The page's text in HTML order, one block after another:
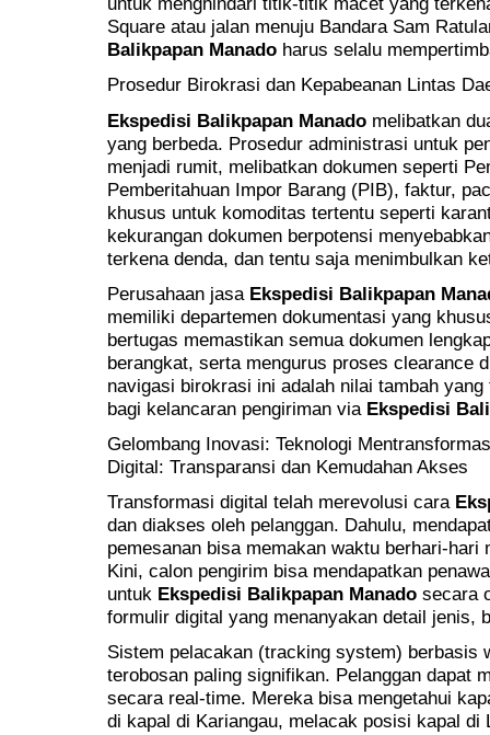
Square atau jalan menuju Bandara Sam
Balikpapan Manado harus selalu
Prosedur Birokrasi dan Kepabeanan Lintas
Ekspedisi Balikpapan Manado melibatkan
yang berbeda. Prosedur administrasi untuk
menjadi rumit, melibatkan dokumen seperti
Pemberitahuan Impor Barang (PIB), faktur,
khusus untuk komoditas tertentu seperti
kekurangan dokumen berpotensi
terkena denda, dan tentu saja menimbulkan
Perusahaan jasa Ekspedisi Balikpapan
memiliki departemen dokumentasi yang
bertugas memastikan semua dokumen
berangkat, serta mengurus proses clearance
navigasi birokrasi ini adalah nilai tambah
bagi kelancaran pengiriman via Ekspedisi
Gelombang Inovasi: Teknologi
Digital: Transparansi dan Kemudahan Akses
Transformasi digital telah merevolusi cara
dan diakses oleh pelanggan. Dahulu,
pemesanan bisa memakan waktu berhari-
Kini, calon pengirim bisa mendapatkan
untuk Ekspedisi Balikpapan Manado secara
formulir digital yang menanyakan detail jenis,
Sistem pelacakan (tracking system) berbasis
terobosan paling signifikan. Pelanggan dapat
secara real-time. Mereka bisa mengetahui
di kapal di Kariangau, melacak posisi kapal